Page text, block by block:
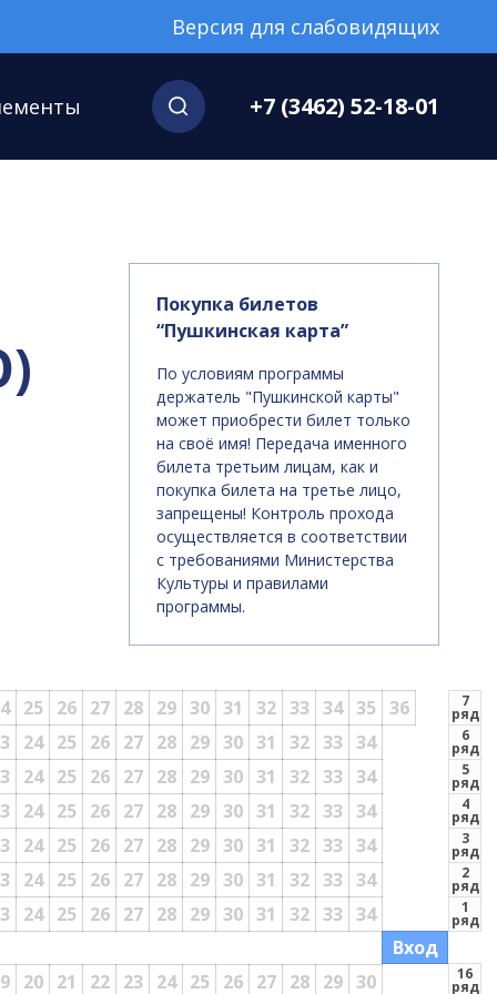
Версия для слабовидящих
+7 (3462) 52-18-01
Покупка билетов
“Пушкинская карта”
По условиям программы
держатель "Пушкинской карты"
может приобрести билет только
на своё имя! Передача именного
билета третьим лицам, как и
покупка билета на третье лицо,
запрещены! Контроль прохода
осуществляется в соответствии
с требованиями Министерства
Культуры и правилами
программы.
25 26 27 28 29 30 31 32 33 34 35 36
24 25 26 27 28 29 30 31 32 33 34
24 25 26 27 28 29 30 31 32 33 34
24 25 26 27 28 29 30 31 32 33 34
24 25 26 27 28 29 30 31 32 33 34
24 25 26 27 28 29 30 31 32 33 34
24 25 26 27 28 29 30 31 32 33 34
20 21 22 23 24 25 26 27 28 29 30
Вход
7
ряд
6
ряд
5
ряд
4
ряд
3
ряд
2
ряд
1
ряд
16
ряд